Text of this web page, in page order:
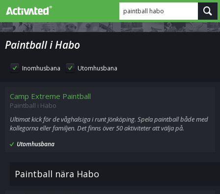
paintball habo
Paintball i Habo
Inomhusbana Utomhusbana
Camp Extreme Paintball
Paintball i Habo
Ultimat kick för de våghalsiga i runt Jönköping. Spela paintball både med
kollegorna eller familjen. Det finns över 50 aktiviteter att välja på.
Utomhusbana
Paintball nära Habo